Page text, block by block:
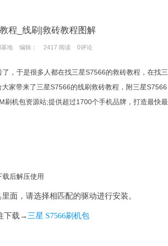
程_线刷|救砖教程图解
地 编辑： 2417 阅读 0评论
，于是很多人都在找三星S7566的救砖教程，在找三
家带来了三星S7566的线刷救砖教程，附三星S7566
机包资源站;提供超过1700个手机品牌，打造最快最
后解压使用
面，请选择相匹配的驱动进行安装。
下载→ 三星 S7566刷机包